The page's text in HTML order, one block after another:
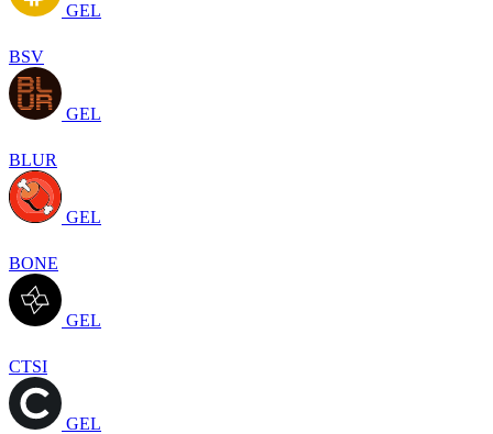
GEL
BSV
GEL
BLUR
GEL
BONE
GEL
CTSI
GEL